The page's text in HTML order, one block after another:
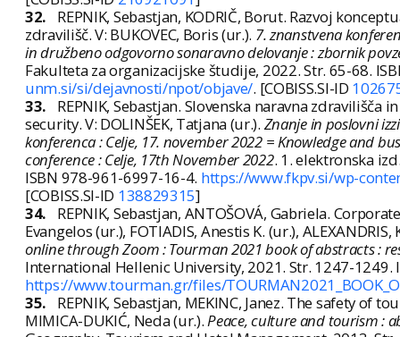
32.
REPNIK, Sebastjan, KODRIČ, Borut. Razvoj
zdravilišč. V: BUKOVEC, Boris (ur.). 7. znanstvena
in družbeno odgovorno sonaravno delovanje : zbornik
Fakulteta za organizacijske študije, 2022. Str. 65-68.
unm.si/si/dejavnosti/npot/objave/. [COBISS.SI-ID
33.
REPNIK, Sebastjan. Slovenska naravna
security. V: DOLINŠEK, Tatjana (ur.). Znanje in poslovni
konferenca : Celje, 17. november 2022 = Knowledge and
conference : Celje, 17th November 2022. 1. elektronska
ISBN 978-961-6997-16-4. https://www.fkpv.si/wp-
[COBISS.SI-ID 138829315]
34.
REPNIK, Sebastjan, ANTOŠOVÁ, Gabriela.
Evangelos (ur.), FOTIADIS, Anestis K. (ur.),
online through Zoom : Tourman 2021 book of abstracts :
International Hellenic University, 2021. Str. 1247-1249.
https://www.tourman.gr/files/
35.
REPNIK, Sebastjan, MEKINC, Janez. The safety
MIMICA-DUKIĆ, Neda (ur.).Peace, culture and tourism :